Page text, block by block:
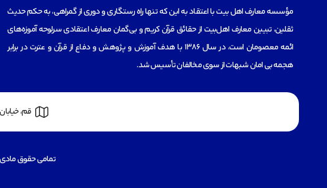
مؤسسه‌ معارف اهل بیت با اعتقاد به این که تنها راه رستگاری و دوری از گمراهی، به حکم حدیث
ثقلین، تبیین معارف اهل‌بیت از حقائق قرآن کریم و بی‌گمان معارف اعتقادی سرلوحه آموزه‌های
ائمه معصومان است، در سال 1386 با هدف آموزش و پژوهش و دفاع از قرآن و عترت در برابر
هجمه بی امان شبهات از سوی مخالفان تأسیس شد.
قم،
تمامی حقوق